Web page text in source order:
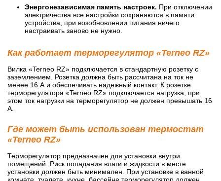
Энергонезависимая память настроек. При отключении
электричества все настройки сохраняются в памяти
устройства, при возобновлении питания ничего
настраивать заново не нужно.
Как работает терморегулятор «Terneo RZ»
Вилка «Terneo RZ» подключается в стандартную розетку с
заземлением. Розетка должна быть рассчитана на ток не
менее 16 А и обеспечивать надежный контакт. К розетке
терморегулятора «Terneo RZ» подключается нагрузка, при
этом ток нагрузки на терморегулятор не должен превышать 16
А.
Где может быть использован термостат
«Terneo RZ»
Терморегулятор предназначен для установки внутри
помещений. Риск попадания влаги и жидкости в месте
установки должен быть минимален. При установке в ванной
комнате, туалете, кухне, бассейне терморегулятор должен